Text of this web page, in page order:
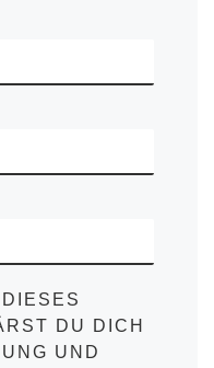
DU DICH
UND